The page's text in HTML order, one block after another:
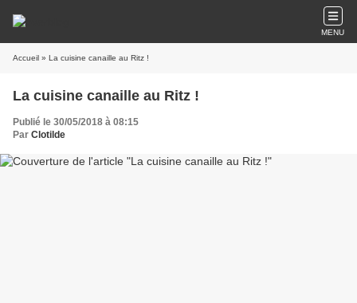
MENU
Accueil » La cuisine canaille au Ritz !
La cuisine canaille au Ritz !
Publié le 30/05/2018 à 08:15
Par Clotilde